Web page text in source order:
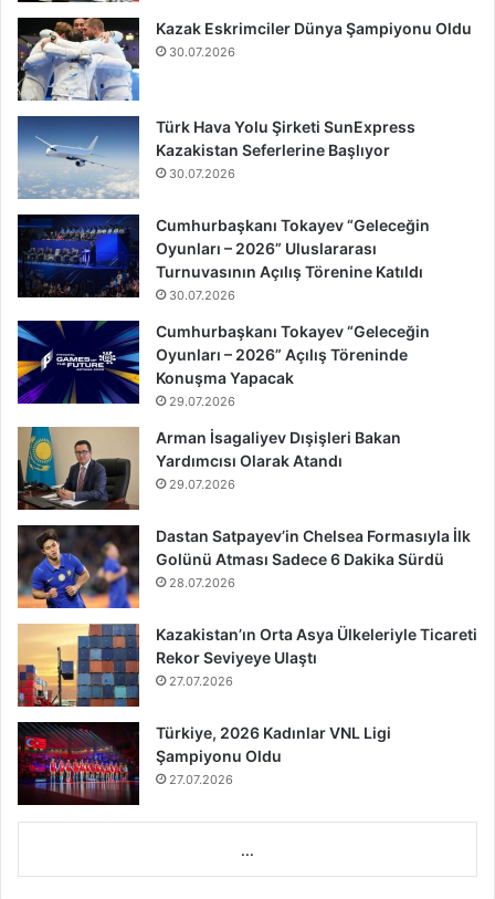
Kazak Eskrimciler Dünya Şampiyonu Oldu
30.07.2026
Türk Hava Yolu Şirketi SunExpress
Kazakistan Seferlerine Başlıyor
30.07.2026
Cumhurbaşkanı Tokayev “Geleceğin
Oyunları – 2026” Uluslararası
Turnuvasının Açılış Törenine Katıldı
30.07.2026
Cumhurbaşkanı Tokayev “Geleceğin
Oyunları – 2026” Açılış Töreninde
Konuşma Yapacak
29.07.2026
Arman İsagaliyev Dışişleri Bakan
Yardımcısı Olarak Atandı
29.07.2026
Dastan Satpayev’in Chelsea Formasıyla İlk
Golünü Atması Sadece 6 Dakika Sürdü
28.07.2026
Kazakistan’ın Orta Asya Ülkeleriyle Ticareti
Rekor Seviyeye Ulaştı
27.07.2026
Türkiye, 2026 Kadınlar VNL Ligi
Şampiyonu Oldu
27.07.2026
...